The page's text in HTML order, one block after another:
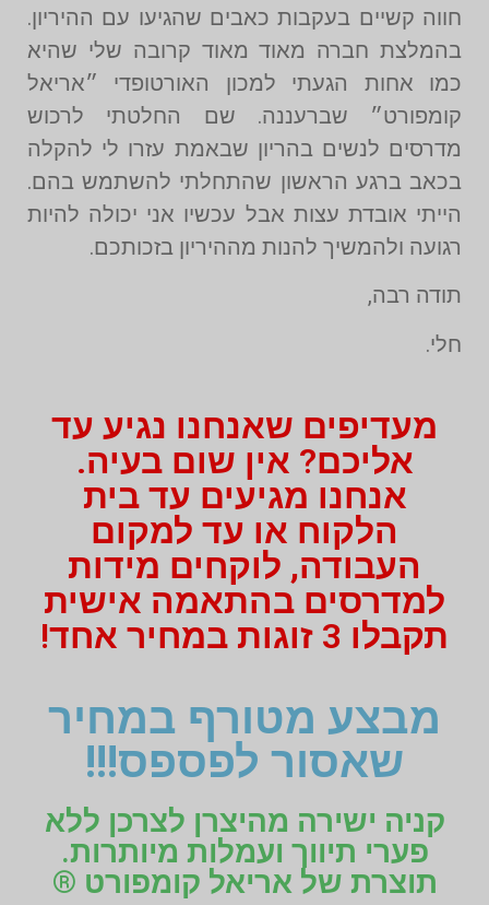
חווה קשיים בעקבות כאבים שהגיעו עם ההיריון.
בהמלצת חברה מאוד מאוד קרובה שלי שהיא
כמו אחות הגעתי למכון האורטופדי ״אריאל
קומפורט״ שברעננה. שם החלטתי לרכוש
מדרסים לנשים בהריון שבאמת עזרו לי להקלה
בכאב ברגע הראשון שהתחלתי להשתמש בהם.
הייתי אובדת עצות אבל עכשיו אני יכולה להיות
רגועה ולהמשיך להנות מההיריון בזכותכם.
תודה רבה,
חלי.
מעדיפים שאנחנו נגיע עד
אליכם? אין שום בעיה.
אנחנו מגיעים עד בית
הלקוח או עד למקום
העבודה, לוקחים מידות
למדרסים בהתאמה אישית
תקבלו 3 זוגות במחיר אחד!
מבצע מטורף במחיר
שאסור לפספס!!!
קניה ישירה מהיצרן לצרכן ללא
פערי תיווך ועמלות מיותרות.
תוצרת של אריאל קומפורט ®